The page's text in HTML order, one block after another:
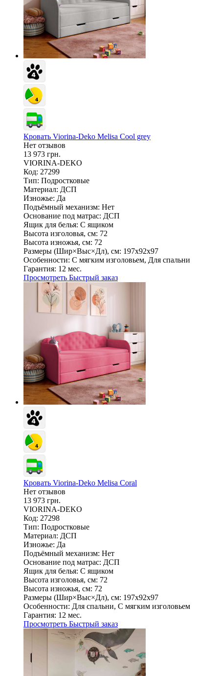
Кровать Viorina-Deko Melisa Cool grey
Нет отзывов
13 973 грн.
VIORINA-DEKO
Код: 27299
Тип: Подростковые
Материал: ДСП
Изножье: Да
Подъёмный механизм: Нет
Основание под матрас: ДСП
Ящик для белья: С ящиком
Высота изголовья, см: 72
Высота изножья, см: 72
Размеры (Шир×Выс×Дл), см: 197х92х97
Особенности: С мягким изголовьем, Для спальни
Гарантия: 12 мес.
Просмотреть Быстрый заказ
Кровать Viorina-Deko Melisa Coral
Нет отзывов
13 973 грн.
VIORINA-DEKO
Код: 27298
Тип: Подростковые
Материал: ДСП
Изножье: Да
Подъёмный механизм: Нет
Основание под матрас: ДСП
Ящик для белья: С ящиком
Высота изголовья, см: 72
Высота изножья, см: 72
Размеры (Шир×Выс×Дл), см: 197х92х97
Особенности: Для спальни, С мягким изголовьем
Гарантия: 12 мес.
Просмотреть Быстрый заказ